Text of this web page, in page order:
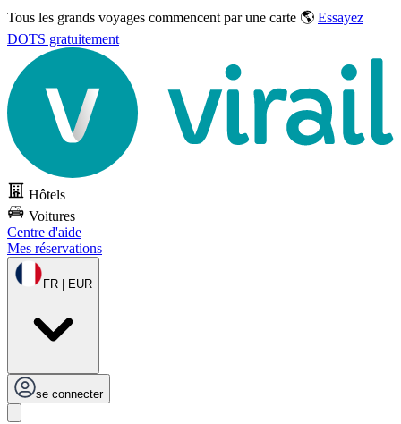
Tous les grands voyages commencent par une carte 🌎 Essayez
DOTS gratuitement
Hôtels
Voitures
Centre d'aide
Mes réservations
FR | EUR
se connecter